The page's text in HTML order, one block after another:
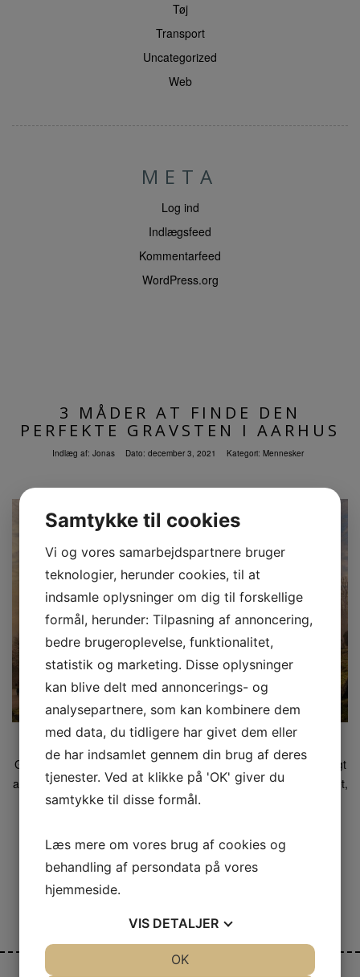
Tøj
Transport
Uncategorized
Web
META
Log ind
Indlægsfeed
Kommentarfeed
WordPress.org
3 MÅDER AT FINDE DEN
PERFEKTE GRAVSTEN I AARHUS
Indlæg af: Jonas Dato: december 3, 2021 Kategori: Mennesker
Gravsten er en smuk måde at mindes sine kære på. Det er vigtigt
at finde gravsten i Aarhus, der passer til dine behov og dit budget,
så du kan være sikker på, at gravstenen vil holde i mange år
Læs mere
Samtykke til cookies
Vi og vores samarbejdspartnere bruger
teknologier, herunder cookies, til at
indsamle oplysninger om dig til forskellige
formål, herunder: Tilpasning af annoncering,
bedre brugeroplevelse, funktionalitet,
statistik og marketing. Disse oplysninger
kan blive delt med annoncerings- og
analysepartnere, som kan kombinere dem
med data, du tidligere har givet dem eller
de har indsamlet gennem din brug af deres
tjenester. Ved at klikke på 'OK' giver du
samtykke til disse formål.
Læs mere om vores brug af cookies og
behandling af persondata på vores
hjemmeside.
VIS DETALJER
OK